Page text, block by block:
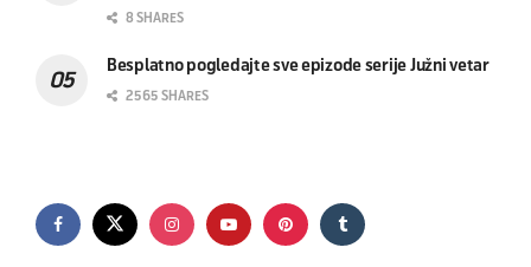
8 SHARES
Besplatno pogledajte sve epizode serije Južni vetar
2565 SHARES